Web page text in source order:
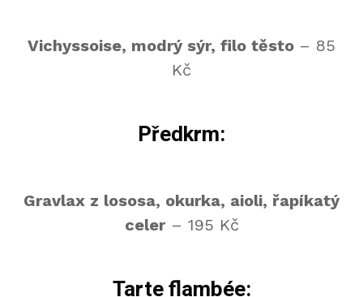
Vichyssoise, modrý sýr, filo těsto – 85
Kč
Předkrm:
Gravlax z lososa, okurka, aioli, řapíkatý
celer– 195 Kč
Tarte flambée: